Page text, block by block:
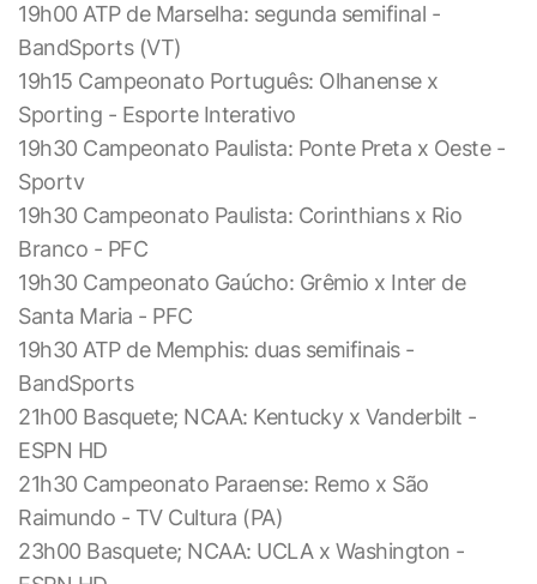
19h00 ATP de Marselha: segunda semifinal -
BandSports (VT)
19h15 Campeonato Português: Olhanense x
Sporting - Esporte Interativo
19h30 Campeonato Paulista: Ponte Preta x Oeste -
Sportv
19h30 Campeonato Paulista: Corinthians x Rio
Branco - PFC
19h30 Campeonato Gaúcho: Grêmio x Inter de
Santa Maria - PFC
19h30 ATP de Memphis: duas semifinais -
BandSports
21h00 Basquete; NCAA: Kentucky x Vanderbilt -
ESPN HD
21h30 Campeonato Paraense: Remo x São
Raimundo - TV Cultura (PA)
23h00 Basquete; NCAA: UCLA x Washington -